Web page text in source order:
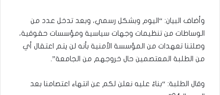
وأضاف البيان: “اليوم وبشكل رسمي، وبعد تدخل عدد من
الوساطات من تنظيمات وجهات سياسية ومؤسسات حقوقية،
وصلتنا تعهدات من المؤسسة الأمنية بأنه لن يتم اعتقال أي
من الطلبة المعتصمين حال خروجهم من الجامعة”.
وقال الطلبة: “بناءً عليه نعلن لكم عن انتهاء اعتصامنا بعد